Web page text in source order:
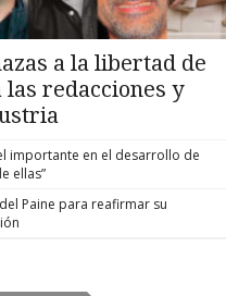
a la libertad de
redacciones y
importante en el desarrollo de
ellas”
Paine para reafirmar su